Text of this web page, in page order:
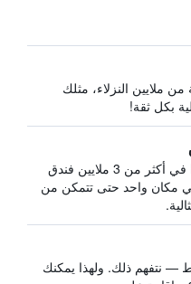
ملايين النزلاء، مثلك
بكل ثقة!
يبحث HotelsCombined في أكثر من 3 ملايين فندق
مكان واحد حتى تتمكن من
— نتفهم ذلك. ولهذا يمكنك